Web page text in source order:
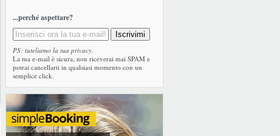
...perché aspettare?
PS: tuteliamo la tua privacy.
La tua e-mail è sicura, non riceverai mai SPAM e
potrai cancellarti in qualsiasi momento con un
semplice click.